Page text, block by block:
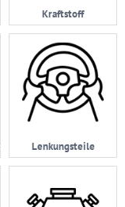
Kraftstoff
Lenkungsteile